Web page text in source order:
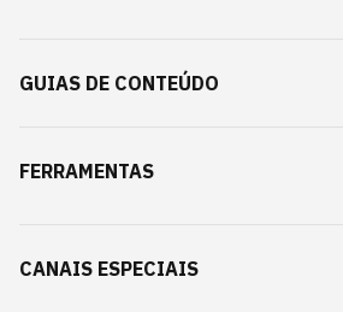
GUIAS DE CONTEÚDO
FERRAMENTAS
CANAIS ESPECIAIS